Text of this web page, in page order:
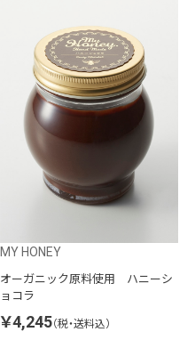
MY HONEY
オーガニック原料使用 ハニーシ
ョコラ
￥4,245（税・送料込）